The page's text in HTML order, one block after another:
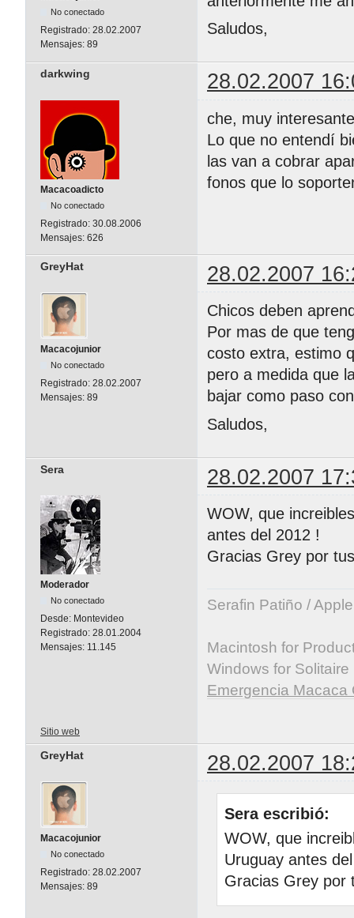
No conectado
Registrado: 28.02.2007
Mensajes: 89
Saludos,
darkwing 28.02.2007
Macacoadicto
No conectado
Registrado: 30.08.2006
Mensajes: 626
che, muy
Lo que no entendí
las van a cobrar
fonos que lo
GreyHat 28.02.2007
Macacojunior
No conectado
Registrado: 28.02.2007
Mensajes: 89
Chicos deben
Por mas de que
costo extra, estimo
pero a medida que
bajar como paso
Saludos,
Sera 28.02.2007
Moderador
No conectado
Desde: Montevideo
Registrado: 28.01.2004
Mensajes: 11.145
WOW, que
antes del 2012 !
Gracias Grey por
Serafin Patiño /
Macintosh for
Windows for Solitaire
Emergencia Macaca
Sitio web
GreyHat 28.02.2007
Macacojunior
No conectado
Registrado: 28.02.2007
Mensajes: 89
Sera escribió:
WOW, que
Uruguay antes
Gracias Grey por